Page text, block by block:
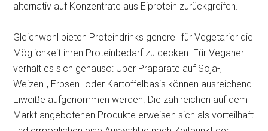
alternativ auf Konzentrate aus Eiprotein zurückgreifen.
Gleichwohl bieten Proteindrinks generell für Vegetarier die
Möglichkeit ihren Proteinbedarf zu decken. Für Veganer
verhält es sich genauso: Über Präparate auf Soja-,
Weizen-, Erbsen- oder Kartoffelbasis können ausreichend
Eiweiße aufgenommen werden. Die zahlreichen auf dem
Markt angebotenen Produkte erweisen sich als vorteilhaft